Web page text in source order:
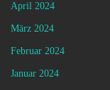
April 2024
März 2024
Februar 2024
Januar 2024